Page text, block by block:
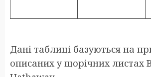
Дані таблиці базуються на
описаних у щорічних листах